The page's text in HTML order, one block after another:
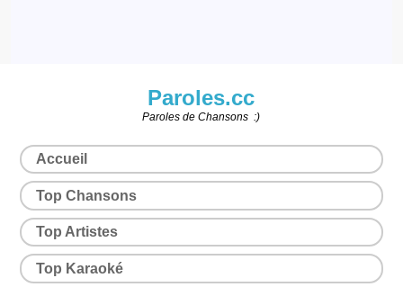
Paroles.cc
Paroles de Chansons :)
Accueil
Top Chansons
Top Artistes
Top Karaoké